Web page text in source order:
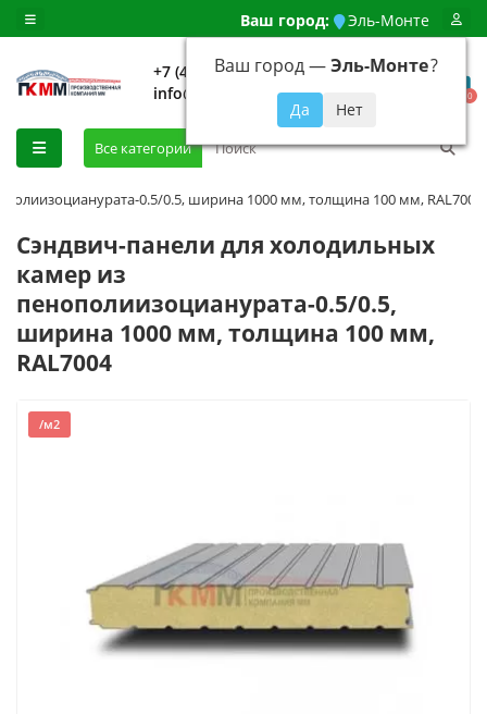
Ваш город: Эль-Монте
Ваш город —Эль-Монте?
+7 (499) 648-92-94
info@evroshtaketnikmoskva.ru
0
Все категории
0.5/0.5, ширина 1000 мм, толщина 100 мм, RAL7004
Сэндвич-панели для холодильных
камер из
пенополиизоцианурата-0.5/0.5,
ширина 1000 мм, толщина 100 мм,
RAL7004
/м2